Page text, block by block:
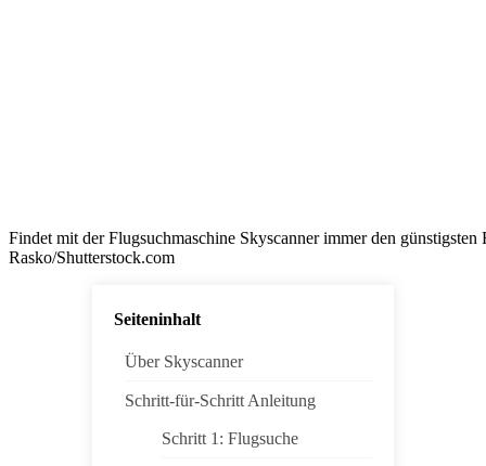
Findet mit der Flugsuchmaschine Skyscanner immer den
Rasko/Shutterstock.com
Seiteninhalt
Über Skyscanner
Schritt-für-Schritt Anleitung
Schritt 1: Flugsuche